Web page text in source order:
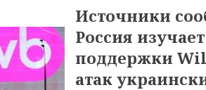
Источники
Россия
поддержки
атак